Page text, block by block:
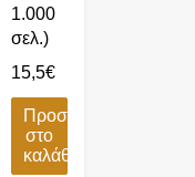
1.000
σελ.)
15,5€
Προσθήκη
στο
καλάθι